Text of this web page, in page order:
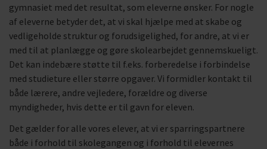
gymnasiet med det resultat, som eleverne ønsker. For nogle
af eleverne betyder det, at vi skal hjælpe med at skabe og
vedligeholde struktur og forudsigelighed, for andre, at vi er
med til at planlægge og gøre skolearbejdet gennemskueligt.
Det kan indebære støtte til f.eks. forberedelse i forbindelse
med studieture eller større opgaver. Vi formidler kontakt til
både lærere, andre vejledere, forældre og diverse
myndigheder, hvis dette er til gavn for eleven.
Det gælder for alle vores elever, at vi er sparringspartnere
både i forhold til skolegangen og i forhold til elevernes